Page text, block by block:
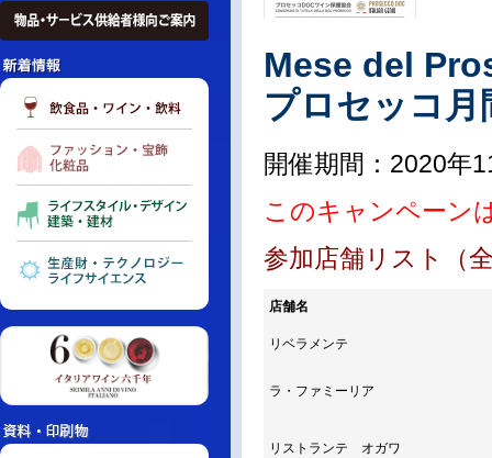
Mese del
プロセッコ月
開催期間：2020年
このキャンペーン
参加店舗リスト（
店舗名
リベラメンテ
ラ・ファミーリア
リストランテ オガワ